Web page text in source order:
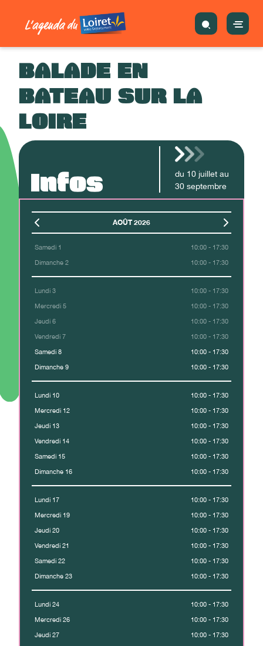
BALADE EN
BATEAU SUR LA
LOIRE
Infos du 10 juillet au
30 septembre
AOÛT 2026
Samedi 1 10:00 - 17:30
Dimanche 2 10:00 - 17:30
Lundi 3 10:00 - 17:30
Mercredi 5 10:00 - 17:30
Jeudi 6 10:00 - 17:30
Vendredi 7 10:00 - 17:30
Samedi 8 10:00 - 17:30
Dimanche 9 10:00 - 17:30
Lundi 10 10:00 - 17:30
Mercredi 12 10:00 - 17:30
Jeudi 13 10:00 - 17:30
Vendredi 14 10:00 - 17:30
Samedi 15 10:00 - 17:30
Dimanche 16 10:00 - 17:30
Lundi 17 10:00 - 17:30
Mercredi 19 10:00 - 17:30
Jeudi 20 10:00 - 17:30
Vendredi 21 10:00 - 17:30
Samedi 22 10:00 - 17:30
Dimanche 23 10:00 - 17:30
Lundi 24 10:00 - 17:30
Mercredi 26 10:00 - 17:30
Jeudi 27 10:00 - 17:30